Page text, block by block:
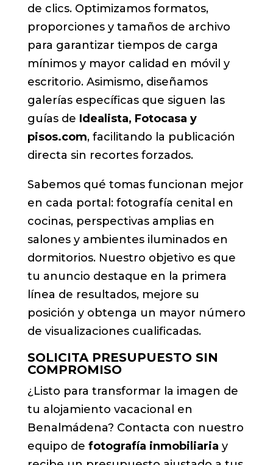
de clics. Optimizamos formatos,
proporciones y tamaños de archivo
para garantizar tiempos de carga
mínimos y mayor calidad en móvil y
escritorio. Asimismo, diseñamos
galerías específicas que siguen las
guías de Idealista, Fotocasa y
pisos.com, facilitando la publicación
directa sin recortes forzados.
Sabemos qué tomas funcionan mejor
en cada portal: fotografía cenital en
cocinas, perspectivas amplias en
salones y ambientes iluminados en
dormitorios. Nuestro objetivo es que
tu anuncio destaque en la primera
línea de resultados, mejore su
posición y obtenga un mayor número
de visualizaciones cualificadas.
SOLICITA PRESUPUESTO SIN
COMPROMISO
¿Listo para transformar la imagen de
tu alojamiento vacacional en
Benalmádena? Contacta con nuestro
equipo de fotografía inmobiliaria y